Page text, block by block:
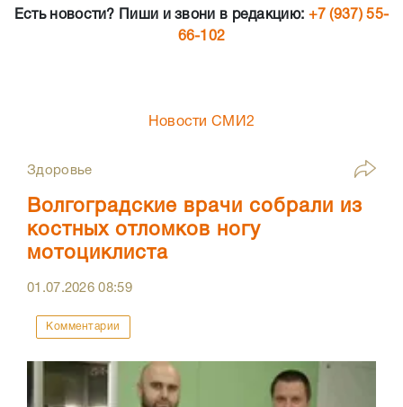
Есть новости? Пиши и звони в редакцию: +7 (937) 55-
66-102
Новости СМИ2
Здоровье
Волгоградские врачи собрали из
костных отломков ногу
мотоциклиста
01.07.202608:59
Комментарии